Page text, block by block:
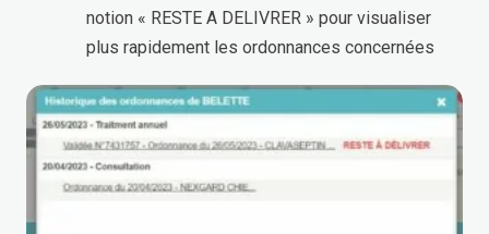
notion « RESTE A DELIVRER » pour visualiser
plus rapidement les ordonnances concernées